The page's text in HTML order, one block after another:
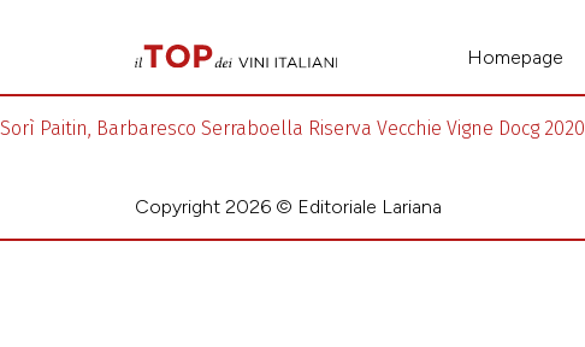
Homepage
Sorì Paitin, Barbaresco Serraboella Riserva Vecchie Vigne Docg 2020
Copyright 2026 © Editoriale Lariana